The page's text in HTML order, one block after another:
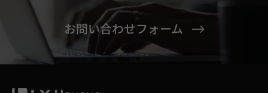
お問い合わせフォーム